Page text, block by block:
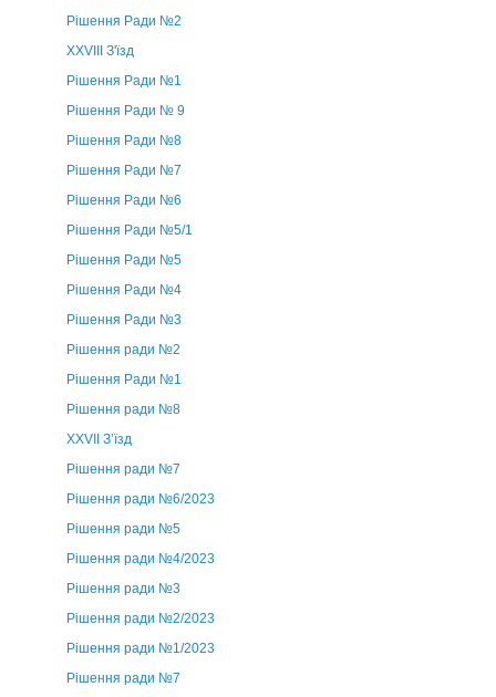
Рішення Ради №2
XXVIII З'їзд
Рішення Ради №1
Рішення Ради № 9
Рішення Ради №8
Рішення Ради №7
Рішення Ради №6
Рішення Ради №5/1
Рішення Ради №5
Рішення Ради №4
Рішення Ради №3
Рішення ради №2
Рішення Ради №1
Рішення ради №8
ХХVII З’їзд
Рішення ради №7
Рішення ради №6/2023
Рішення ради №5
Рішення ради №4/2023
Рішення ради №3
Рішення ради №2/2023
Рішення ради №1/2023
Рішення ради №7